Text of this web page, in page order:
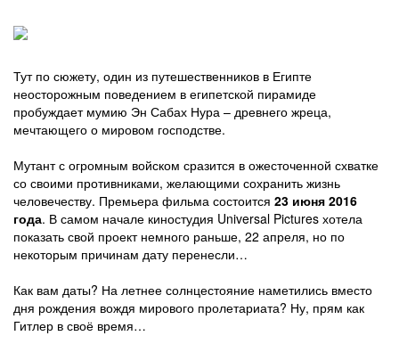
Тут по сюжету, один из путешественников в Египте
неосторожным поведением в египетской пирамиде
пробуждает мумию Эн Сабах Нура – древнего жреца,
мечтающего о мировом господстве.
Мутант с огромным войском сразится в ожесточенной схватке
со своими противниками, желающими сохранить жизнь
человечеству. Премьера фильма состоится 23 июня 2016
года. В самом начале киностудия Universal Pictures хотела
показать свой проект немного раньше, 22 апреля, но по
некоторым причинам дату перенесли…
Как вам даты? На летнее солнцестояние наметились вместо
дня рождения вождя мирового пролетариата? Ну, прям как
Гитлер в своё время…